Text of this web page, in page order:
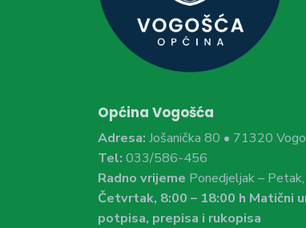
Općina Vogošća
Adresa: Jošanička 80 • 71320
Tel: 033/586-456
Radno vrijeme Ponedjeljak –
Četvrtak, 8:00 – 18:00 h Matični
potpisa, prepisa i rukopisa